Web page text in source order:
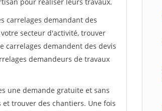
carrelages demandant des
secteur d'activité, trouver
carrelages demandent des devis
demandeurs de travaux
une demande gratuite et sans
trouver des chantiers. Une fois